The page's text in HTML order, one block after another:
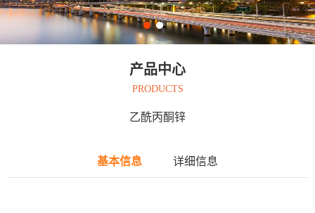
产品中心
PRODUCTS
乙酰丙酮锌
基本信息 详细信息